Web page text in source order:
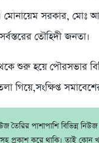
মোনায়েম সরকার, মোঃ
তৌহিদী জনতা।
শুরু হয়ে পৌরসভার
গিয়ে,সংক্ষিপ্ত
তৈরির পাশাপাশি বিভিন্ন
প্রকাশ করে থাকি। তাই কোন